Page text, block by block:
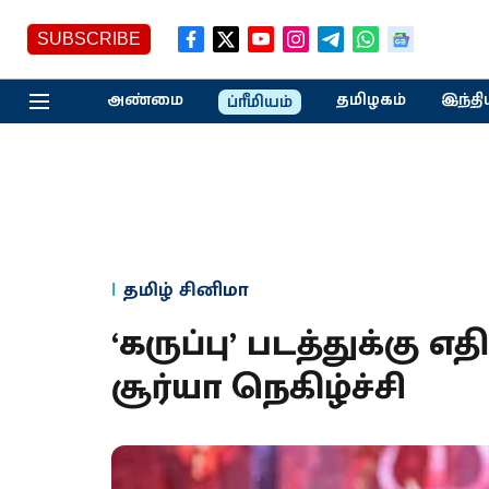
SUBSCRIBE
அண்மை ப்ரீமியம் தமிழகம்
தமிழ் சினிமா
‘கருப்​பு’ படத்​துக்கு
சூர்யா நெகிழ்ச்சி